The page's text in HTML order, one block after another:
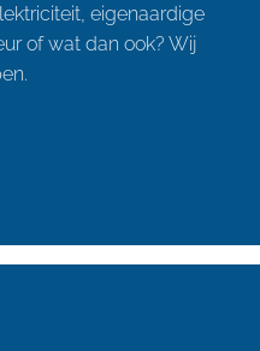
eigenaardige
of wat dan ook? Wij